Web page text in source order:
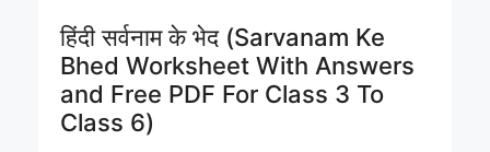
हिंदी सर्वनाम के भेद (Sarvanam Ke
Bhed Worksheet With Answers
and Free PDF For Class 3 To
Class 6)